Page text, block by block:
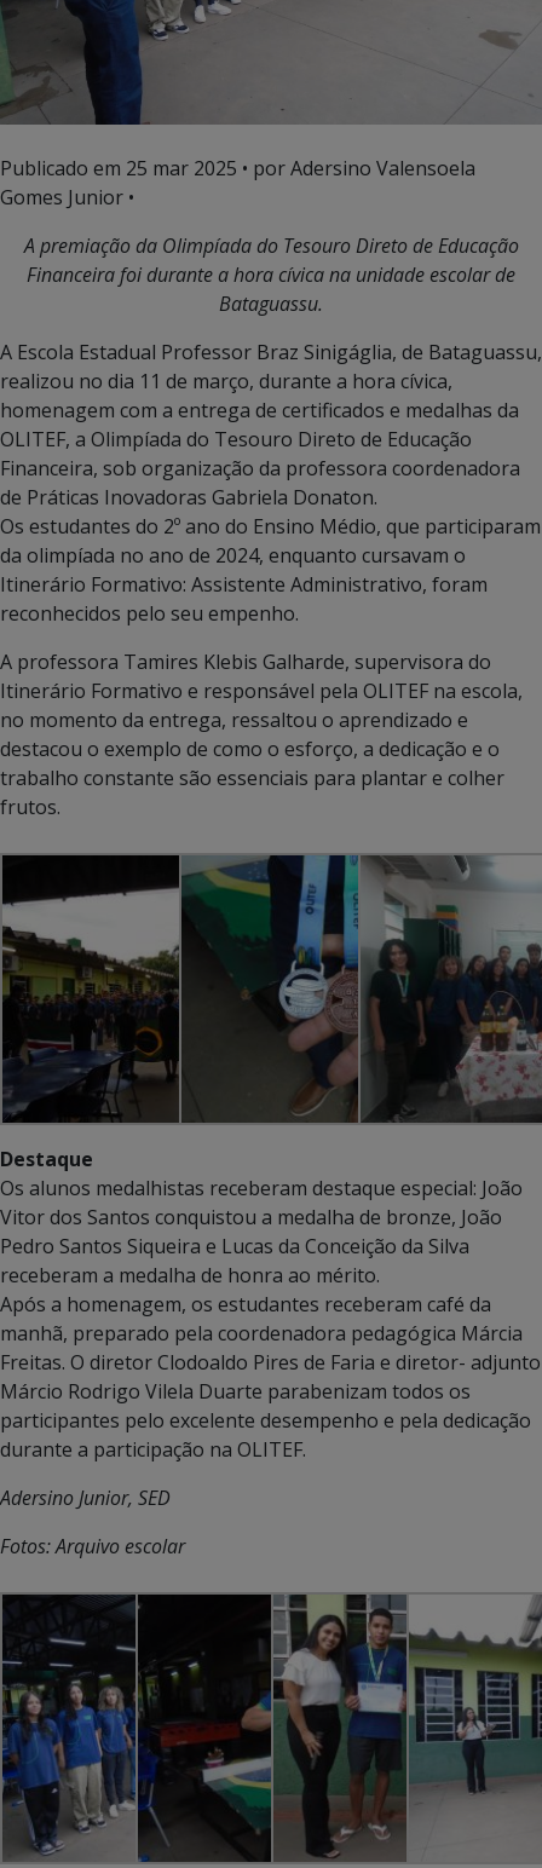
Publicado em 25 mar 2025 • por Adersino Valensoela
Gomes Junior •
A premiação da Olimpíada do Tesouro Direto de Educação
Financeira foi durante a hora cívica na unidade escolar de
Bataguassu.
A Escola Estadual Professor Braz Sinigáglia, de Bataguassu,
realizou no dia 11 de março, durante a hora cívica,
homenagem com a entrega de certificados e medalhas da
OLITEF, a Olimpíada do Tesouro Direto de Educação
Financeira, sob organização da professora coordenadora
de Práticas Inovadoras Gabriela Donaton.
Os estudantes do 2º ano do Ensino Médio, que participaram
da olimpíada no ano de 2024, enquanto cursavam o
Itinerário Formativo: Assistente Administrativo, foram
reconhecidos pelo seu empenho.
A professora Tamires Klebis Galharde, supervisora do
Itinerário Formativo e responsável pela OLITEF na escola,
no momento da entrega, ressaltou o aprendizado e
destacou o exemplo de como o esforço, a dedicação e o
trabalho constante são essenciais para plantar e colher
frutos.
Destaque
Os alunos medalhistas receberam destaque especial: João
Vitor dos Santos conquistou a medalha de bronze, João
Pedro Santos Siqueira e Lucas da Conceição da Silva
receberam a medalha de honra ao mérito.
Após a homenagem, os estudantes receberam café da
manhã, preparado pela coordenadora pedagógica Márcia
Freitas. O diretor Clodoaldo Pires de Faria e diretor- adjunto
Márcio Rodrigo Vilela Duarte parabenizam todos os
participantes pelo excelente desempenho e pela dedicação
durante a participação na OLITEF.
Adersino Junior, SED
Fotos: Arquivo escolar